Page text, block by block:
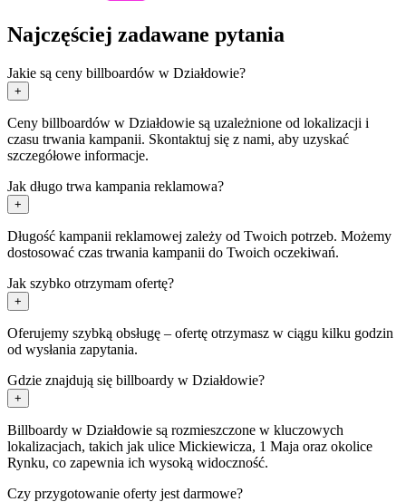
Najczęściej zadawane pytania
Jakie są ceny billboardów w Działdowie?
+
Ceny billboardów w Działdowie są uzależnione od lokalizacji i
czasu trwania kampanii. Skontaktuj się z nami, aby uzyskać
szczegółowe informacje.
Jak długo trwa kampania reklamowa?
+
Długość kampanii reklamowej zależy od Twoich potrzeb. Możemy
dostosować czas trwania kampanii do Twoich oczekiwań.
Jak szybko otrzymam ofertę?
+
Oferujemy szybką obsługę – ofertę otrzymasz w ciągu kilku godzin
od wysłania zapytania.
Gdzie znajdują się billboardy w Działdowie?
+
Billboardy w Działdowie są rozmieszczone w kluczowych
lokalizacjach, takich jak ulice Mickiewicza, 1 Maja oraz okolice
Rynku, co zapewnia ich wysoką widoczność.
Czy przygotowanie oferty jest darmowe?